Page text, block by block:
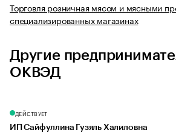
Торговля розничная мясом и мясными
специализированных магазинах
Другие
ОКВЭД
ДЕЙСТВУЕТ
ИП Сайфуллина Гузяль Халиловна